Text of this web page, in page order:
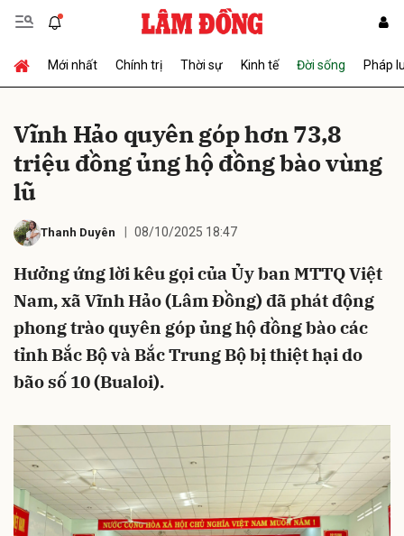
Mới nhất Chính trị Thời sự Kinh tế Đời sống Pháp
Vĩnh Hảo quyên góp hơn 73,8
triệu đồng ủng hộ đồng bào vùng
lũ
Thanh Duyên 08/10/2025 18:47
Hưởng ứng lời kêu gọi của Ủy ban MTTQ Việt
Nam, xã Vĩnh Hảo (Lâm Đồng) đã phát động
phong trào quyên góp ủng hộ đồng bào các
tỉnh Bắc Bộ và Bắc Trung Bộ bị thiệt hại do
bão số 10 (Bualoi).
Gửi bình luận
Hủy Gửi